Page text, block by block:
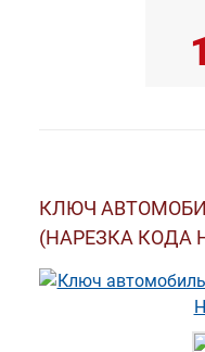
КЛЮЧ
(НАРЕЗКА КОДА